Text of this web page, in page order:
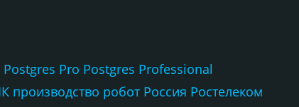
Postgres Pro Postgres Professional
производство робот Россия Ростелеком